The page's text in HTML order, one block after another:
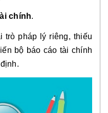
chính.
trò pháp lý riêng, thiếu
bộ báo cáo tài chính